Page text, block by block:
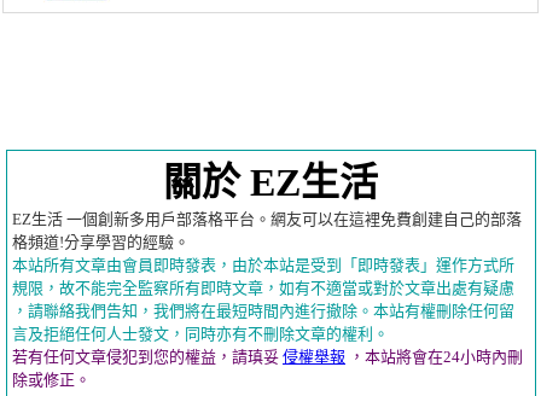
關於 EZ生活
EZ生活 一個創新多用戶部落格平台。網友可以在這裡免費創建自己的部落
格頻道!分享學習的經驗。
本站所有文章由會員即時發表，由於本站是受到「即時發表」運作方式所
規限，故不能完全監察所有即時文章，如有不適當或對於文章出處有疑慮
，請聯絡我們告知，我們將在最短時間內進行撤除。本站有權刪除任何留
言及拒絕任何人士發文，同時亦有不刪除文章的權利。
若有任何文章侵犯到您的權益，請瑱妥 侵權舉報 ，本站將會在24小時內刪
除或修正。